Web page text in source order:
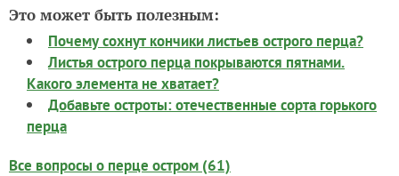
Это может быть полезным:
Почему сохнут кончики листьев острого перца?
Листья острого перца покрываются пятнами.
Какого элемента не хватает?
Добавьте остроты: отечественные сорта горького
перца
Все вопросы о перце остром (61)